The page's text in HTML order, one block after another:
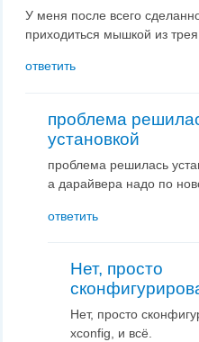
У меня после всего
приходиться мышкой из
ответить
проблема
установкой
проблема решилась
а дарайвера надо по
ответить
Нет, просто
Нет, просто
xconfig, и всё.